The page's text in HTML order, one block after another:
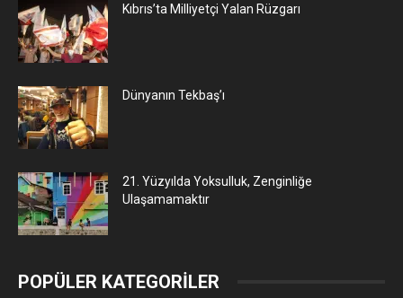
Kıbrıs’ta Milliyetçi Yalan Rüzgarı
Dünyanın Tekbaş’ı
21. Yüzyılda Yoksulluk, Zenginliğe
Ulaşamamaktır
POPÜLER KATEGORİLER